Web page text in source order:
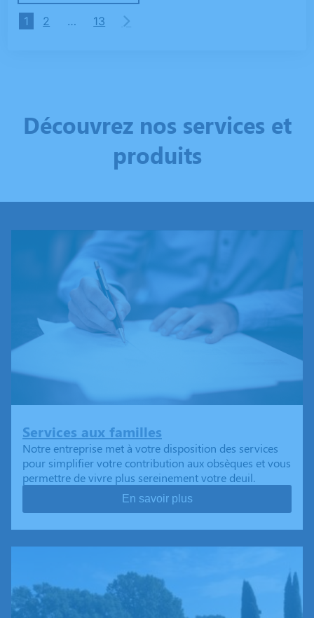
1 2 … 13
Découvrez nos services et
produits
Services aux familles
Notre entreprise met à votre disposition des services
pour simplifier votre contribution aux obsèques et vous
permettre de vivre plus sereinement votre deuil.
En savoir plus